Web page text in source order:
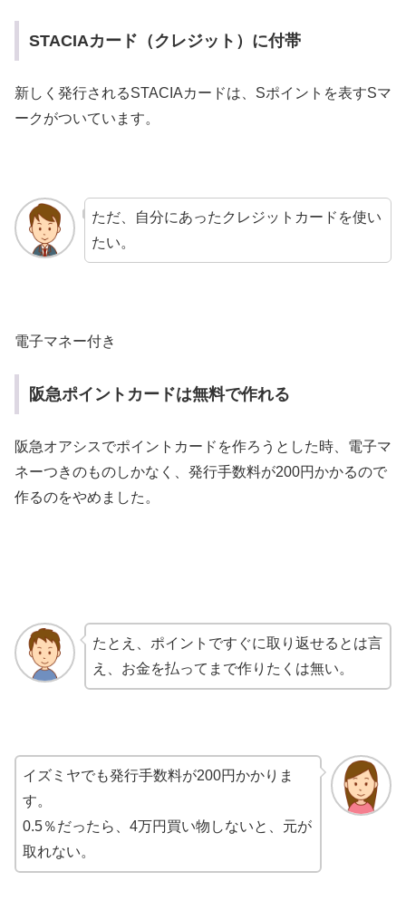
STACIAカード（クレジット）に付帯
新しく発行されるSTACIAカードは、Sポイントを表すSマ
ークがついています。
ただ、自分にあったクレジットカードを使い
たい。
電子マネー付き
阪急ポイントカードは無料で作れる
阪急オアシスでポイントカードを作ろうとした時、電子マ
ネーつきのものしかなく、発行手数料が200円かかるので
作るのをやめました。
たとえ、ポイントですぐに取り返せるとは言
え、お金を払ってまで作りたくは無い。
イズミヤでも発行手数料が200円かかりま
す。
0.5％だったら、4万円買い物しないと、元が
取れない。